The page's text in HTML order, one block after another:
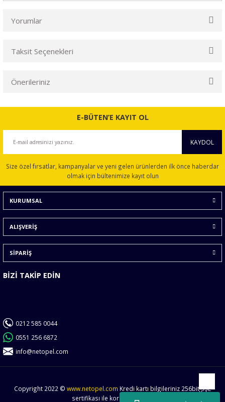
Yorumlar
Taksit Seçenekleri
Önerileriniz
Bu ürünün fiyat bilgisi, resim, ürün açıklamalarında ve diğer
konularda yetersiz gördüğünüz noktaları öneri formunu
Ürün açıklamasında eksik bilgiler bulunuyor.
Ürün bilgilerinde hatalar bulunuyor.
Ürün fiyatı diğer sitelerden daha pahalı.
Bu ürüne benzer farklı alternatifler olmalı.
E-BÜTEN’E KAYIT OL
KAYDOL
Size özel fırsatlar, kampanyalar ve yeni gelen ürünlerden ilk önce haberdar
olmak için bültenimize kayıt olun
KURUMSAL
ALIŞVERİŞ
SİPARİŞ
BİZİ TAKİP EDİN
0212 585 0044
0551 256 6872
info@netopel.com
Copyright 2022 © www.netopel.com Kredi kartı bilgileriniz 256bit SSL
sertifikası ile korunmaktadır.
Yukarı